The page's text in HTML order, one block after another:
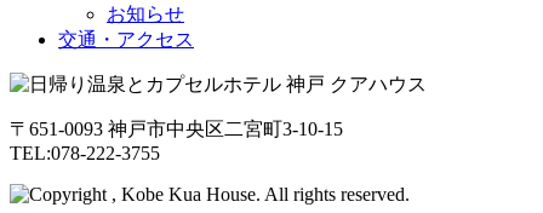
お知らせ
交通・アクセス
〒651-0093 神戸市中央区二宮町3-10-15
TEL:078-222-3755